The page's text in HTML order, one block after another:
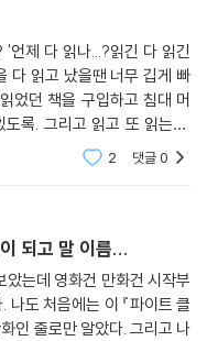
라 되뇌지만 그의 수집벽은
의 모임’에 나가게 된 그는,
. 하지만 말라라는 여자의 등
타난 타일러 더든. 아파트
찾아간다. 타일러는 잭에게
흠씬 때려줘. 사정없이 패
알 수 없는 쾌감과 해방감을
성한다. 뜻을 같이하는 일상
로 모여들고 이들은 클럽의 무
이트 클럽》은 점차 거대해져
언제 다 읽나...?읽긴 다 읽긴
다 읽고 났을땐 너무 깁게 빠
었던 책을 구입하고 침대 머
록. 그리고 읽고 또 읽는다.
는다. 읽으면 읽을수록 절대
2 댓글0
되고 말 이름...
았는데 영화건 만화건 시작부
도 처음에는 이 『파이트 클
인 줄로만 알았다. 그리고 나